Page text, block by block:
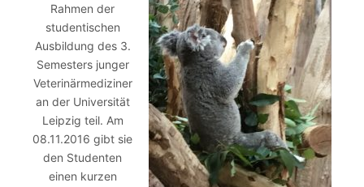
Rahmen der
studentischen
Ausbildung des 3.
Semesters junger
Veterinärmediziner
an der Universität
Leipzig teil. Am
08.11.2016 gibt sie
den Studenten
einen kurzen